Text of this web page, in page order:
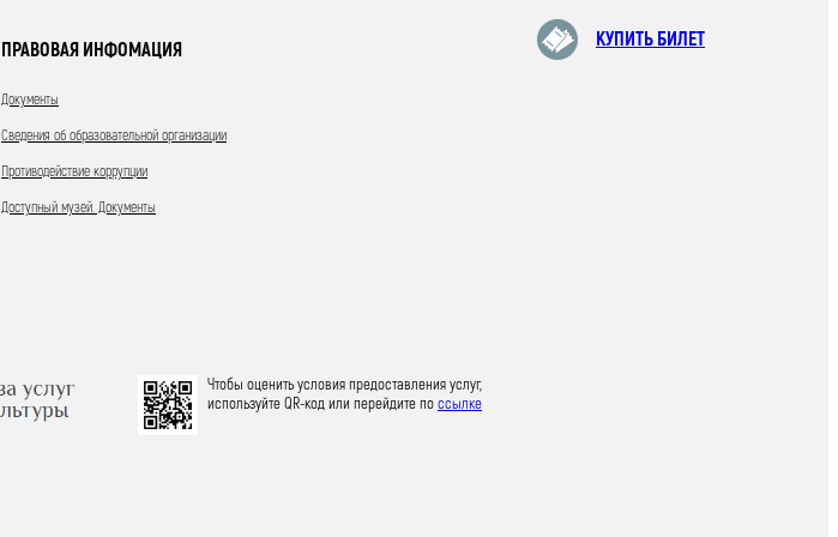
ПРАВОВАЯ ИНФОМАЦИЯ
Документы
Сведения об образовательной организации
Противодействие коррупции
Доступный музей. Документы
КУПИТЬ БИЛЕТ
Чтобы оценить условия предоставления услуг,
используйте QR-код или перейдите поссылке